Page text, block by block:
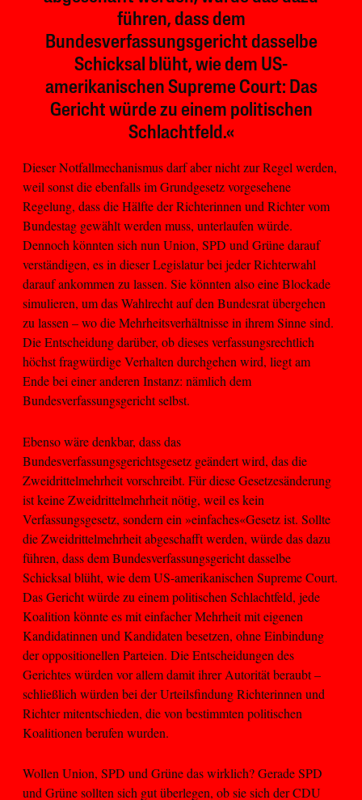
führen, dass dem
Bundesverfassungsgericht dasselbe
Schicksal blüht, wie dem US-
amerikanischen Supreme Court: Das
Gericht würde zu einem politischen
Schlachtfeld.«
Dieser Notfallmechanismus darf aber nicht zur Regel werden,
weil sonst die ebenfalls im Grundgesetz vorgesehene
Regelung, dass die Hälfte der Richterinnen und Richter vom
Bundestag gewählt werden muss, unterlaufen würde.
Dennoch könnten sich nun Union, SPD und Grüne darauf
verständigen, es in dieser Legislatur bei jeder Richterwahl
darauf ankommen zu lassen. Sie könnten also eine Blockade
simulieren, um das Wahlrecht auf den Bundesrat übergehen
zu lassen – wo die Mehrheitsverhältnisse in ihrem Sinne sind.
Die Entscheidung darüber, ob dieses verfassungsrechtlich
höchst fragwürdige Verhalten durchgehen wird, liegt am
Ende bei einer anderen Instanz: nämlich dem
Bundesverfassungsgericht selbst.
Ebenso wäre denkbar, dass das
Bundesverfassungsgerichtsgesetz geändert wird, das die
Zweidrittelmehrheit vorschreibt. Für diese Gesetzesänderung
ist keine Zweidrittelmehrheit nötig, weil es kein
Verfassungsgesetz, sondern ein »einfaches«Gesetz ist. Sollte
die Zweidrittelmehrheit abgeschafft werden, würde das dazu
führen, dass dem Bundesverfassungsgericht dasselbe
Schicksal blüht, wie dem US-amerikanischen Supreme Court.
Das Gericht würde zu einem politischen Schlachtfeld, jede
Koalition könnte es mit einfacher Mehrheit mit eigenen
Kandidatinnen und Kandidaten besetzen, ohne Einbindung
der oppositionellen Parteien. Die Entscheidungen des
Gerichtes würden vor allem damit ihrer Autorität beraubt –
schließlich würden bei der Urteilsfindung Richterinnen und
Richter mitentschieden, die von bestimmten politischen
Koalitionen berufen wurden.
Wollen Union, SPD und Grüne das wirklich? Gerade SPD
und Grüne sollten sich gut überlegen, ob sie sich der CDU